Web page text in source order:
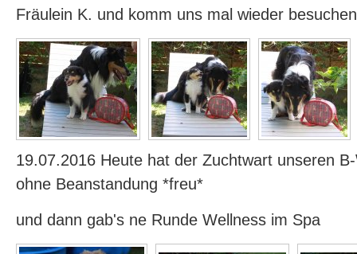
Fräulein K. und komm uns mal wieder
19.07.2016 Heute hat der Zuchtwart unseren
ohne Beanstandung *freu*
und dann gab's ne Runde Wellness im Spa